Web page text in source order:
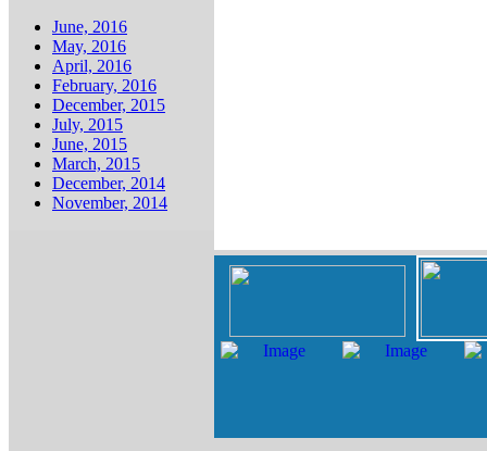
June, 2016
May, 2016
April, 2016
February, 2016
December, 2015
July, 2015
June, 2015
March, 2015
December, 2014
November, 2014